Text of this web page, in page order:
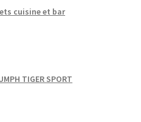
cuisine et bar
TIGER SPORT